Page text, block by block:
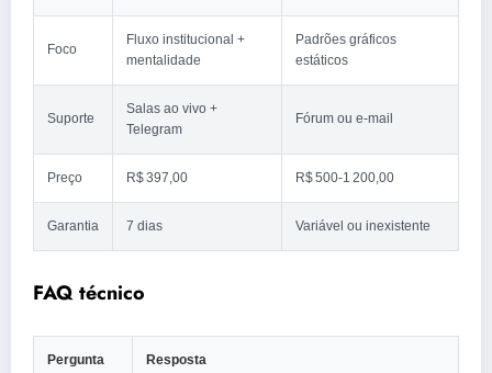
Foco
Fluxo institucional +
mentalidade
Padrões gráficos
estáticos
Suporte
Salas ao vivo +
Telegram
Fórum ou e‑mail
Preço R$ 397,00 R$ 500‑1 200,00
Garantia 7 dias Variável ou inexistente
FAQ técnico
Pergunta Resposta